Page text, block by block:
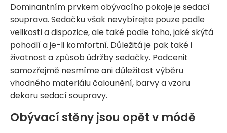
Dominantním prvkem obývacího pokoje je sedací
souprava. Sedačku však nevybírejte pouze podle
velikosti a dispozice, ale také podle toho, jaké skýtá
pohodlí a je-li komfortní. Důležitá je pak také i
životnost a způsob údržby sedačky. Podcenit
samozřejmě nesmíme ani důležitost výběru
vhodného materiálu čalounění, barvy a vzoru
dekoru sedací soupravy.
Obývací stěny jsou opět v módě